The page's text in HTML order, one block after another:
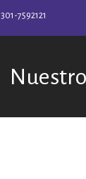
301-7592121